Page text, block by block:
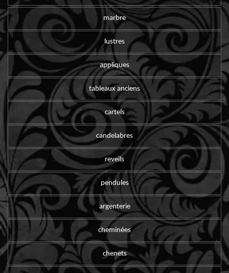
marbre
lustres
appliques
tableaux anciens
cartels
candelabres
reveils
pendules
argenterie
cheminées
chenets